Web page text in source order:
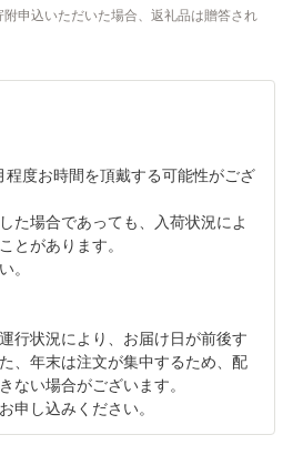
申込いただいた場合、返礼品は贈答され
度お時間を頂戴する可能性がござ
た場合であっても、入荷状況によ
とがあります。
。
行状況により、お届け日が前後す
、年末は注文が集中するため、配
ない場合がございます。
申し込みください。